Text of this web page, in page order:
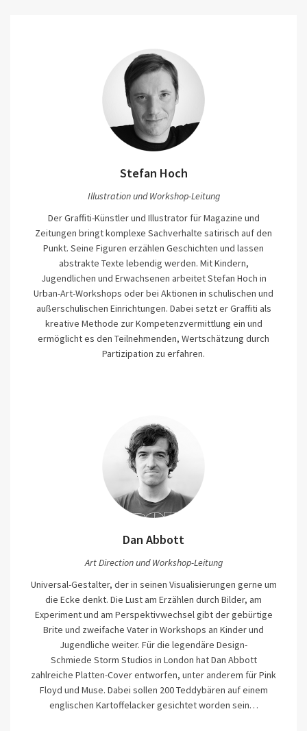
Stefan Hoch
Illustration und Workshop-Leitung
Der Graffiti-Künstler und Illustrator für Magazine und
Zeitungen bringt komplexe Sachverhalte satirisch auf den
Punkt. Seine Figuren erzählen Geschichten und lassen
abstrakte Texte lebendig werden. Mit Kindern,
Jugendlichen und Erwachsenen arbeitet Stefan Hoch in
Urban-Art-Workshops oder bei Aktionen in schulischen und
außerschulischen Einrichtungen. Dabei setzt er Graffiti als
kreative Methode zur Kompetenzvermittlung ein und
ermöglicht es den Teilnehmenden, Wertschätzung durch
Partizipation zu erfahren.
Dan Abbott
Art Direction und Workshop-Leitung
Universal-Gestalter, der in seinen Visualisierungen gerne um
die Ecke denkt. Die Lust am Erzählen durch Bilder, am
Experiment und am Perspektivwechsel gibt der gebürtige
Brite und zweifache Vater in Workshops an Kinder und
Jugendliche weiter. Für die legendäre Design-
Schmiede Storm Studios in London hat Dan Abbott
zahlreiche Platten-Cover entworfen, unter anderem für Pink
Floyd und Muse. Dabei sollen 200 Teddybären auf einem
englischen Kartoffelacker gesichtet worden sein…